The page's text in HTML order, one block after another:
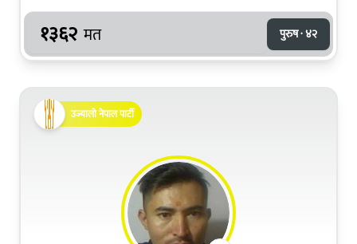
१३६२ मत पुरुष · ४२
उज्यालो नेपाल पार्टी